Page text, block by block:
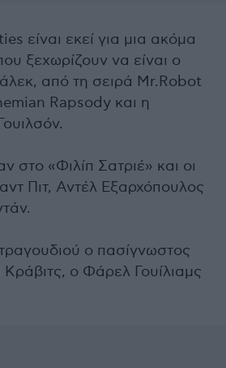
είναι εκεί για μια ακόμα
ξεχωρίζουν να είναι ο
από τη σειρά Mr.Robot
Rapsody και η
στο «Φιλίπ Σατριέ» και οι
Πιτ, Αντέλ Εξαρχόπουλος
ο πασίγνωστος
Κράβιτς, ο Φάρελ Γουίλιαμς